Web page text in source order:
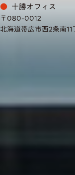
十勝オフィス
〒080-0012
北海道帯広市西2条南11